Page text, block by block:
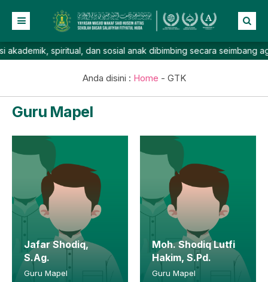
Beranda
Berita
Lainnya
spiritual, dan sosial anak dibimbing secara seimbang
Anda disini : Home - GTK
Guru Mapel
Jafar Shodiq,
S.Ag.
Guru Mapel
Moh. Shodiq Lutfi
Hakim, S.Pd.
Guru Mapel